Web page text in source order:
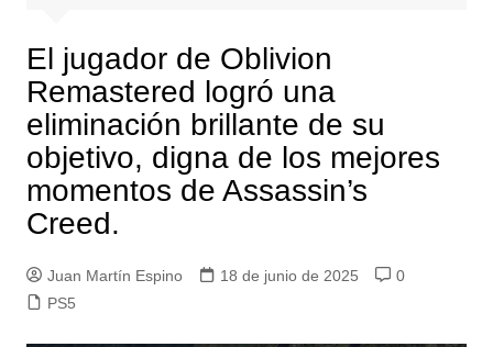
El jugador de Oblivion
Remastered logró una
eliminación brillante de su
objetivo, digna de los mejores
momentos de Assassin’s
Creed.
Juan Martín Espino 18 de junio de 2025
0
PS5